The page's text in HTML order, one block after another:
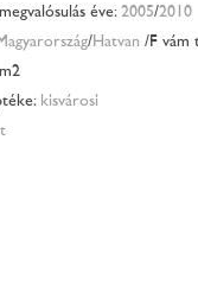
éve: 2005/2010
/Hatvan /Fővám
kisvárosi